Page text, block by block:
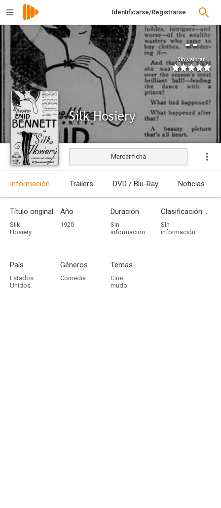
Identificarse/Registrarse
--
Sin valorar
Silk Hosiery
Estrenada
Marcar ficha
Información Trailers DVD / Blu-Ray Noticias
Título original
Silk
Hosiery
Año
1920
Duración
Sin
información
Clasificación por edades
Sin
información
País
Estados
Unidos
Géneros
Comedia
Temas
Cine
mudo